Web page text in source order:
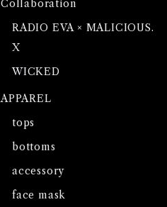
Collaboration
RADIO EVA × MALICIOUS.
X
WICKED
APPAREL
tops
bottoms
accessory
face mask